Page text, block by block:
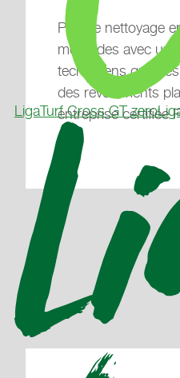
LigaTurf Cross GT zero
Pour le nettoyage
méthodes avec un
techniciens
des revêtements
entreprise certifiée